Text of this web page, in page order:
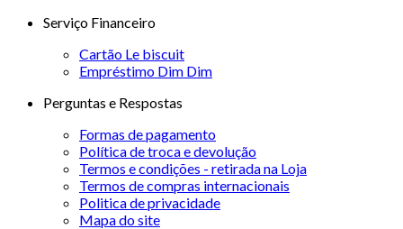
Serviço Financeiro
Cartão Le biscuit
Empréstimo Dim Dim
Perguntas e Respostas
Formas de pagamento
Política de troca e devolução
Termos e condições - retirada na Loja
Termos de compras internacionais
Politica de privacidade
Mapa do site